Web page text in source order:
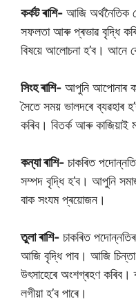
কৰ্কট ৰাশি- আজি অৰ্থনৈতিক
সফলতা আৰু প্ৰভাৱ বৃদ্ধি
বিষয়ে আলোচনা হ’ব। আনে
সিংহ ৰাশি- আপুনি আপোনাৰ
সৈতে সময় ভালদৰে ব্যৱহাৰ
কৰিব। বিতৰ্ক আৰু কাজিয়াই
কন্যা ৰাশি- চাকৰিত
সম্পদ বৃদ্ধি হ’ব। আপুনি
বাক সংযম প্ৰয়োজন।
তুলা ৰাশি- চাকৰিত
আজি বৃদ্ধি পাব। আজি
উৎসাহেৰে অংশগ্ৰহণ
লগীয়া হ’ব পাৰে।